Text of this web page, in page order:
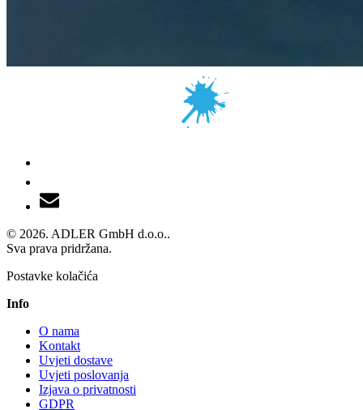
© 2026. ADLER GmbH d.o.o..
Sva prava pridržana.
Postavke kolačića
Info
O nama
Kontakt
Uvjeti dostave
Uvjeti poslovanja
Izjava o privatnosti
GDPR